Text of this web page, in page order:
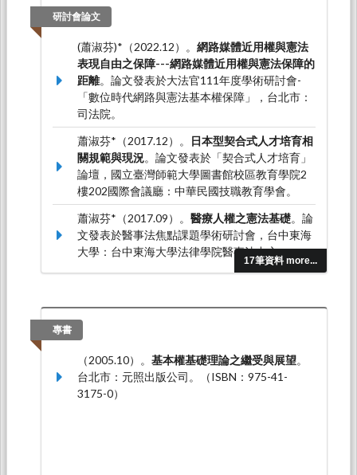
規範概述---以嚴重經營管理不善學校之處理機制
為例。臺灣教育評論月刊，5
研討會論文
17筆資料 more...
(蕭淑芬)*（2022.12）。 網路媒體近用權與憲法
表現自由之保障---網路媒體近用權與憲法保障的
距離。論文發表於大法官111年度學術研討會-
「數位時代網路與憲法基本權保障」，台北市：
司法院。
蕭淑芬*（2017.12）。
日本型契合式人才培育相
關規範與現況。論文發表於「契合式人才培育」
論壇，國立臺灣師範大學圖書館校區教育學院2
樓202國際會議廳：中華民國技職教育學會。
蕭淑芬*（2017.09）。 醫療人權之憲法基礎。論
文發表於醫事法焦點課題學術研討會，台中東海
大學：台中東海大學法律學院醫事法中心。
蕭淑芬*（2016.12）。日本高等職業教育法制規
於「技職深耕務實致用」論壇，國立臺北科技大
蕭淑芬*（2015.12）。
大學教師聘任與資格審查
之規範法理與救濟程序
專書
（2005.10）。 基本權基礎理論之繼受與展望。
台北市：元照出版公司。（ISBN：975-41-
3175-0）